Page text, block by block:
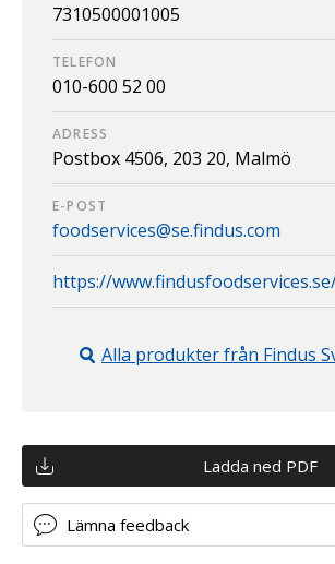
7310500001005
TELEFON
010-600 52 00
ADRESS
Postbox 4506, 203 20, Malmö
E-POST
foodservices@se.findus.com
https://
Alla produkter från Findus
Ladda ned PDF
Lämna feedback